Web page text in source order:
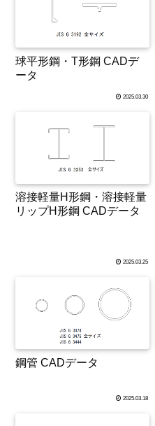
球平形鋼・T形鋼 CADデ
ータ
2025.03.30
溶接軽量H形鋼・溶接軽量
リップH形鋼 CADデータ
2025.03.25
鋼管 CADデータ
2025.03.18